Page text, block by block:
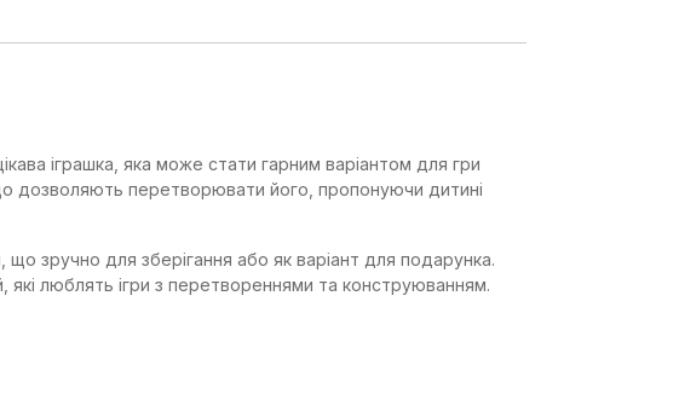
іграшка, яка може стати гарним варіантом для гри
дозволяють перетворювати його, пропонуючи дитині
зручно для зберігання або як варіант для подарунка.
люблять ігри з перетвореннями та конструюванням.